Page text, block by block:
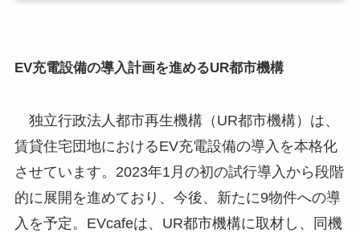
EV充電設備の導入計画を進めるUR都市機構
独立行政法人都市再生機構（UR都市機構）は、
賃貸住宅団地におけるEV充電設備の導入を本格化
させています。2023年1月の初の試行導入から段階
的に展開を進めており、今後、新たに9物件への導
入を予定。EVcafeは、UR都市機構に取材し、同機